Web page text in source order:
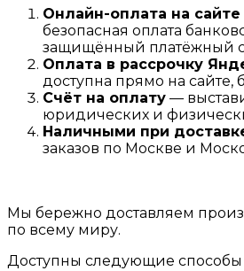
Онлайн-оплата на сайте
безопасная оплата
защищённый
Оплата в рассрочку Я
доступна прямо на сайте,
Счёт на оплату —
юридических и
Наличными при
заказов по Москве и
Мы бережно доставляем
по всему миру.
Доступны следующие способы